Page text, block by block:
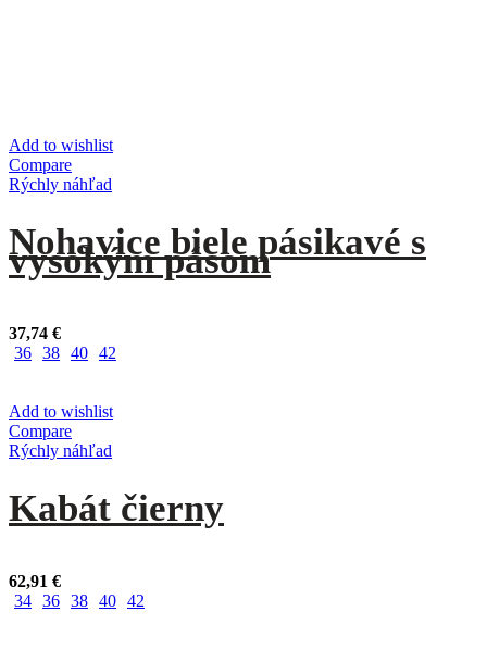
Add to wishlist
Compare
Rýchly náhľad
Nohavice biele pásikavé s
vysokým pásom
37,74 €
36 38 40 42
Add to wishlist
Compare
Rýchly náhľad
Kabát čierny
62,91 €
34 36 38 40 42